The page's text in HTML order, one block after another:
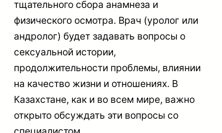
тщательного сбора анамнеза и
физического осмотра. Врач (уролог или
андролог) будет задавать вопросы о
сексуальной истории,
продолжительности проблемы, влиянии
на качество жизни и отношениях. В
Казахстане, как и во всем мире, важно
открыто обсуждать эти вопросы со